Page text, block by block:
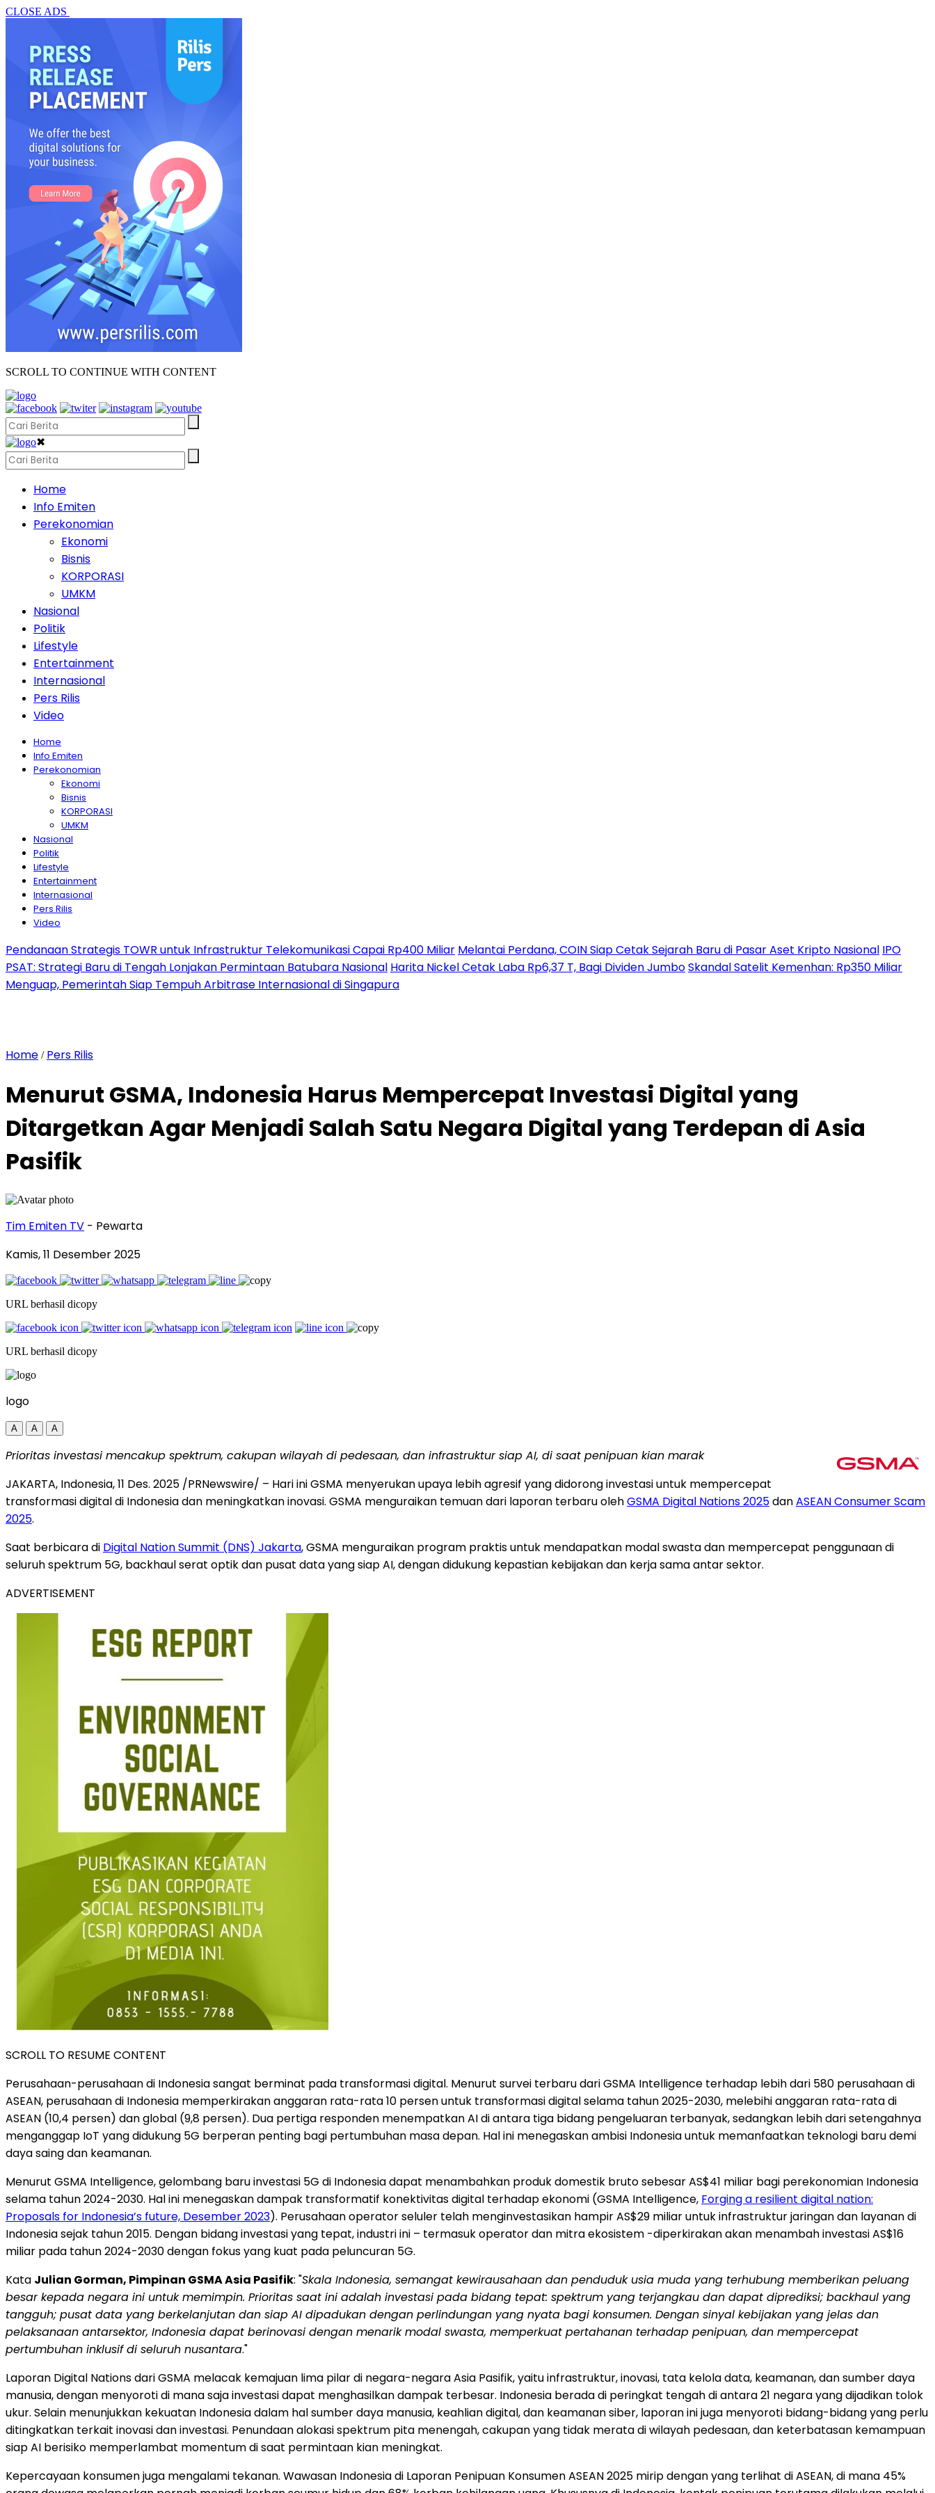
CLOSE ADS
SCROLL TO CONTINUE WITH CONTENT
✖
Home
Info Emiten
Perekonomian
Ekonomi
Bisnis
KORPORASI
UMKM
Nasional
Politik
Lifestyle
Entertainment
Internasional
Pers Rilis
Video
Home
Info Emiten
Perekonomian
Ekonomi
Bisnis
KORPORASI
UMKM
Nasional
Politik
Lifestyle
Entertainment
Internasional
Pers Rilis
Video
Pendanaan Strategis TOWR untuk Infrastruktur Telekomunikasi Capai Rp400 Miliar Melantai Perdana, COIN Siap Cetak Sejarah Baru di Pasar Aset Kripto Nasional IPO
PSAT: Strategi Baru di Tengah Lonjakan Permintaan Batubara Nasional Harita Nickel Cetak Laba Rp6,37 T, Bagi Dividen JumboSkandal Satelit Kemenhan: Rp350 Miliar
Menguap, Pemerintah Siap Tempuh Arbitrase Internasional di Singapura
Home / Pers Rilis
Menurut GSMA, Indonesia Harus Mempercepat Investasi Digital yang
Ditargetkan Agar Menjadi Salah Satu Negara Digital yang Terdepan di Asia
Pasifik
Tim Emiten TV - Pewarta
Kamis, 11 Desember 2025
URL berhasil dicopy
URL berhasil dicopy
logo
A A A
Prioritas investasi mencakup spektrum, cakupan wilayah di pedesaan, dan infrastruktur siap AI, di saat penipuan kian marak
JAKARTA, Indonesia,11 Des. 2025 /PRNewswire/ – Hari ini GSMA menyerukan upaya lebih agresif yang didorong investasi untuk mempercepat
transformasi digital di Indonesiadan meningkatkan inovasi. GSMA menguraikan temuan dari laporan terbaru olehGSMA Digital Nations 2025danASEAN Consumer Scam
2025.
Saat berbicara di Digital Nation Summit (DNS) Jakarta, GSMA menguraikan program praktis untuk mendapatkan modal swasta dan mempercepat penggunaan di
seluruh spektrum 5G, backhaul serat optik dan pusat data yang siap AI, dengan didukung kepastian kebijakan dan kerja sama antar sektor.
ADVERTISEMENT
SCROLL TO RESUME CONTENT
Perusahaan-perusahaan di Indonesiasangat berminat pada transformasi digital. Menurut survei terbaru dari GSMA Intelligence terhadap lebih dari 580 perusahaan di
ASEAN, perusahaan di Indonesia memperkirakan anggaran rata-rata 10 persen untuk transformasi digital selama tahun 2025-2030, melebihi anggaran rata-rata di
ASEAN (10,4 persen) dan global (9,8 persen). Dua pertiga responden menempatkanAI diantara tiga bidang pengeluaran terbanyak, sedangkan lebih dari setengahnya
menganggap IoT yang didukung 5G berperan penting bagi pertumbuhan masa depan. Hal ini menegaskan ambisi Indonesiauntuk memanfaatkan teknologi baru demi
daya saing dan keamanan.
Menurut GSMA Intelligence, gelombang baru investasi 5G di Indonesiadapat menambahkan produk domestik bruto sebesar AS$41 miliar bagi perekonomian Indonesia
selama tahun 2024-2030. Hal ini menegaskan dampak transformatif konektivitas digital terhadap ekonomi (GSMA Intelligence, Forging a resilient digital nation:
Proposals for Indonesia’s future, Desember 2023). Perusahaan operator seluler telah menginvestasikan hampir AS$29 miliar untuk infrastruktur jaringan dan layanan di
Indonesiasejak tahun 2015. Dengan bidang investasi yang tepat, industri ini – termasuk operator dan mitra ekosistem -diperkirakan akan menambah investasi AS$16
miliar pada tahun 2024-2030 dengan fokus yang kuat pada peluncuran 5G.
Kata Julian Gorman, Pimpinan GSMA Asia Pasifik: "Skala Indonesia, semangat kewirausahaan dan penduduk usia muda yang terhubung memberikan peluang
besar kepada negara ini untuk memimpin. Prioritas saat ini adalah investasi pada bidang tepat: spektrum yang terjangkau dan dapat diprediksi; backhaul yang
tangguh; pusat data yang berkelanjutan dan siap AI dipadukan dengan perlindungan yang nyata bagi konsumen. Dengan sinyal kebijakan yang jelas dan
pelaksanaan antarsektor, Indonesia dapat berinovasi dengan menarik modal swasta, memperkuat pertahanan terhadap penipuan, dan mempercepat
pertumbuhan inklusif di seluruh nusantara."
Laporan Digital Nations dari GSMA melacak kemajuan lima pilar di negara-negara Asia Pasifik, yaitu infrastruktur, inovasi, tata kelola data, keamanan, dan sumber daya
manusia, dengan menyoroti di mana saja investasi dapat menghasilkan dampak terbesar. Indonesia berada di peringkat tengah di antara 21 negara yang dijadikan tolok
ukur. Selain menunjukkan kekuatan Indonesiadalam hal sumber daya manusia, keahlian digital, dan keamanan siber, laporan ini juga menyoroti bidang-bidang yang perlu
ditingkatkan terkait inovasi dan investasi. Penundaan alokasi spektrum pita menengah, cakupan yang tidak merata di wilayah pedesaan, dan keterbatasan kemampuan
siap AI berisiko memperlambat momentum di saat permintaan kian meningkat.
Kepercayaan konsumen juga mengalami tekanan. Wawasan Indonesia di Laporan Penipuan Konsumen ASEAN 2025 mirip dengan yang terlihat di ASEAN, di mana 45%